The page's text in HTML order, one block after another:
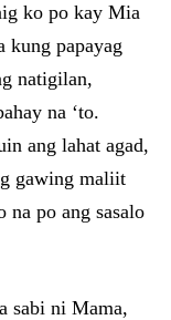
ko po kay Mia
kung papayag
natigilan,
na ‘to.
ang lahat agad,
gawing maliit
na po ang sasalo
sabi ni Mama,